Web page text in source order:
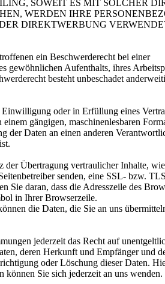
SOWEIT ES MIT SOLCHER
WERDEN IHRE
DIREKTWERBUNG
ein Beschwerderecht bei einer
gewöhnlichen Aufenthalts, ihres
besteht unbeschadet
oder in Erfüllung eines
gängigen, maschinenlesbaren
der Daten an einen anderen
der Übertragung vertraulicher Inhalte,
senden, eine SSL- bzw.
Sie daran, dass die Adresszeile des
in Ihrer Browserzeile.
die Daten, die Sie an uns
jederzeit das Recht auf
deren Herkunft und Empfänger und
oder Löschung dieser Daten.
können Sie sich jederzeit an uns wenden.